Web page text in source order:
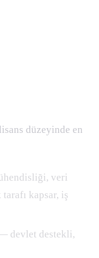
düzeyinde en
veri
kapsar, iş
devlet destekli,